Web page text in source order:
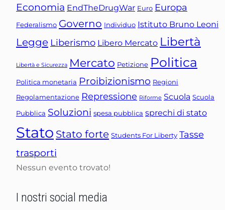
Economia EndTheDrugWar Euro Europa
Federalismo Governo Individuo Istituto Bruno Leoni
Legge Liberismo Libero Mercato Libertà
Libertà e Sicurezza Mercato Petizione Politica
Politica monetaria Proibizionismo Regioni
Regolamentazione Repressione Riforme Scuola Scuola
Pubblica Soluzioni spesa pubblica sprechi di stato
Stato Stato forte Students For Liberty Tasse
trasporti
Nessun evento trovato!
I nostri social media